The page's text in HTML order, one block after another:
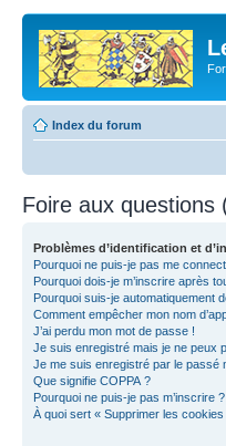
Index du forum
Foire aux questions
Problèmes d’identification et
Pourquoi ne puis-je pas me
Pourquoi dois-je m’inscrire après
Pourquoi suis-je automatiquement
Comment empêcher mon nom
J’ai perdu mon mot de passe !
Je suis enregistré mais je ne peux
Je me suis enregistré par le passé
Que signifie COPPA ?
Pourquoi ne puis-je pas m’inscrire ?
À quoi sert « Supprimer les